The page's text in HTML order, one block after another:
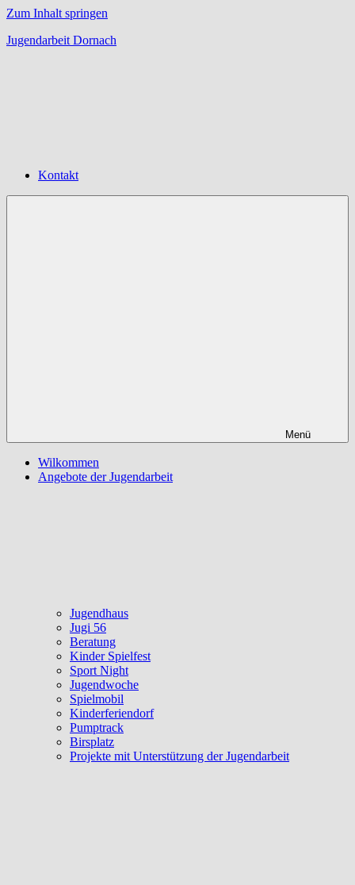
Zum Inhalt springen
Jugendarbeit Dornach
Kontakt
Menü
Wilkommen
Angebote der Jugendarbeit
Jugendhaus
Jugi 56
Beratung
Kinder Spielfest
Sport Night
Jugendwoche
Spielmobil
Kinderferiendorf
Pumptrack
Birsplatz
Projekte mit Unterstützung der Jugendarbeit